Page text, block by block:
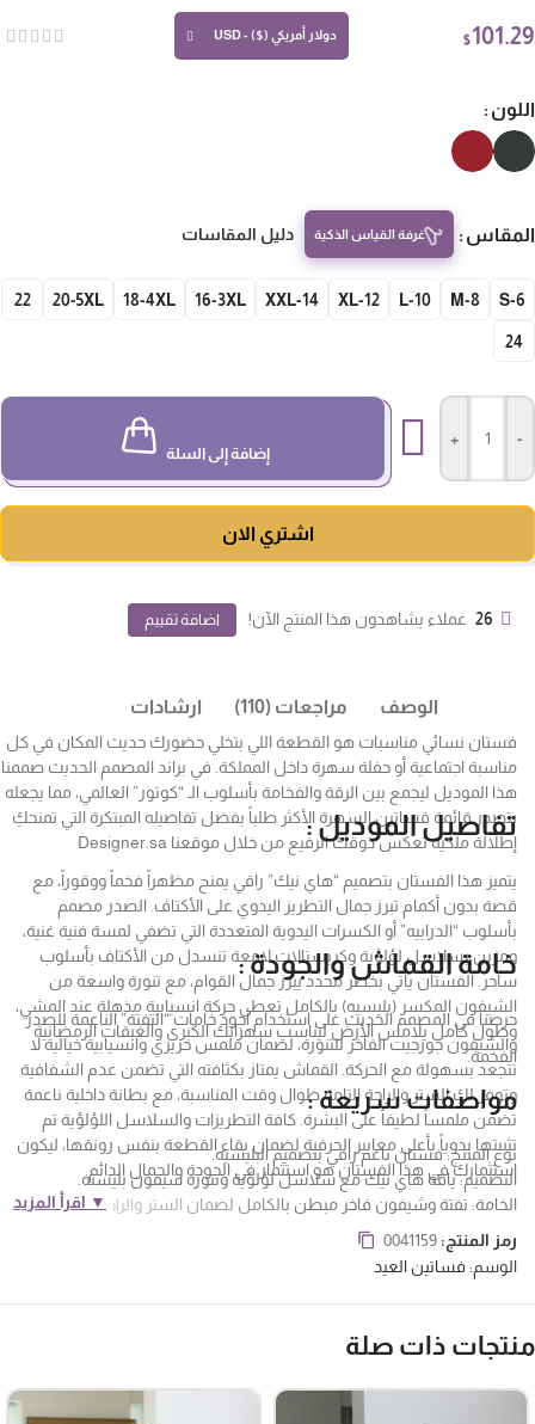
$ دولار أمريكي ($) - USD
غرفة القياس الذكية دليل المقاسات
S-
10-L
12-XL
14-XXL
16-3XL
18-4XL
20-5XL
22
24
إضافة إلى السلة
اشتري الان
26 عملاء يشاهدون هذا المنتج الآن! اضافة تقييم
الوصف مراجعات (110) ارشادات
فستان نسائي مناسبات هو القطعة اللي بتخلي حضورك حديث المكان في كل
مناسبة اجتماعية أو حفلة سهرة داخل المملكة. في براند المصمم الحديث صممنا
هذا الموديل ليجمع بين الرقة والفخامة بأسلوب الـ “كوتور” العالمي، مما يجعله
يتصدر قائمة فساتين السهرة الأكثر طلباً بفضل تفاصيله المبتكرة التي تمنحكِ
إطلالة ملكية تعكس ذوقك الرفيع من خلال موقعنا Designer.sa
تفاصيل الموديل :
يتميز هذا الفستان بتصميم “هاي نيك” راقي يمنح مظهراً فخماً ووقوراً، مع
قصة بدون أكمام تبرز جمال التطريز اليدوي على الأكتاف. الصدر مصمم
بأسلوب “الدرابيه” أو الكسرات اليدوية المتعددة التي تضفي لمسة فنية غنية،
ومزين بسلاسل لؤلؤية وكريستالات لامعة تنسدل من الأكتاف بأسلوب
ساحر. الفستان يأتي بخصر محدد يبرز جمال القوام، مع تنورة واسعة من
الشيفون المكسر (بليسيه) بالكامل تعطي حركة انسيابية مذهلة عند المشي،
وطول كامل يلامس الأرض ليناسب سهراتك الكبرى والغبقات الرمضانية
الفخمة.
▼ اقرأ المزيد
خامة القماش والجودة :
حرصنا في المصمم الحديث على استخدام أجود خامات “التفتة” الناعمة للصدر
والشيفون جورجيت الفاخر للتنورة، لضمان ملمس حريري وانسيابية خيالية لا
تتجعد بسهولة مع الحركة. القماش يمتاز بكثافته التي تضمن عدم الشفافية
وتوفر لكِ الستر والراحة التامة طوال وقت المناسبة، مع بطانة داخلية ناعمة
تضمن ملمساً لطيفاً على البشرة. كافة التطريزات والسلاسل اللؤلؤية تم
تثبيتها يدوياً بأعلى معايير الحرفية لضمان بقاء القطعة بنفس رونقها، ليكون
استثمارك في هذا الفستان هو استثمار في الجودة والجمال الدائم.
مواصفات سريعة :
نوع المنتج: فستان ناعم راقي بتصميم البليسيه.
التصميم: ياقة هاي نيك مع سلاسل لؤلؤية وتنورة شيفون بليسيه.
الخامة: تفتة وشيفون فاخر مبطن بالكامل لضمان الستر والراحة.
المناسبة: مثالي لحفلات الزفاف، الغبقات، وموديلات “أم وبنت”
المتطابقة.
فساتين ناعمه
رمز المنتج:0041159
الوسم:فساتين العيد
ذات صلة